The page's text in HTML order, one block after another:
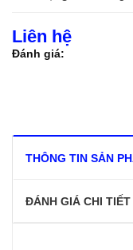
Liên hệ
Đánh giá:
THÔNG TIN SẢN
ĐÁNH GIÁ CHI TIẾT